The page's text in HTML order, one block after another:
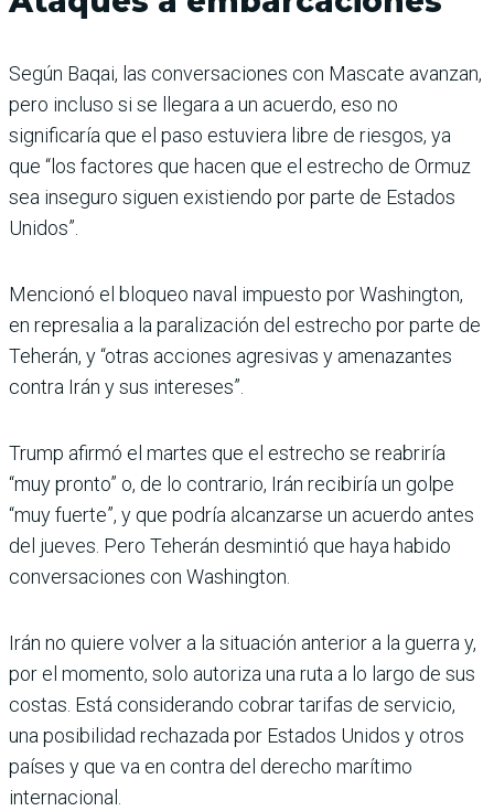
Según Baqai, las conversaciones con Mascate avanzan,
pero incluso si se llegara a un acuerdo, eso no
significaría que el paso estuviera libre de riesgos, ya
que “los factores que hacen que el estrecho de Ormuz
sea inseguro siguen existiendo por parte de Estados
Unidos”.
Mencionó el bloqueo naval impuesto por Washington,
en represalia a la paralización del estrecho por parte de
Teherán, y “otras acciones agresivas y amenazantes
contra Irán y sus intereses”.
Trump afirmó el martes que el estrecho se reabriría
“muy pronto” o, de lo contrario, Irán recibiría un golpe
“muy fuerte”, y que podría alcanzarse un acuerdo antes
del jueves. Pero Teherán desmintió que haya habido
conversaciones con Washington.
Irán no quiere volver a la situación anterior a la guerra y,
por el momento, solo autoriza una ruta a lo largo de sus
costas. Está considerando cobrar tarifas de servicio,
una posibilidad rechazada por Estados Unidos y otros
países y que va en contra del derecho marítimo
internacional.